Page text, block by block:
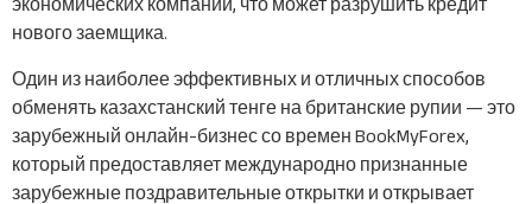
экономических компаний, что может разрушить кредит
нового заемщика.
Один из наиболее эффективных и отличных способов
обменять казахстанский тенге на британские рупии — это
зарубежный онлайн-бизнес со времен BookMyForex,
который предоставляет международно признанные
зарубежные поздравительные открытки и открывает